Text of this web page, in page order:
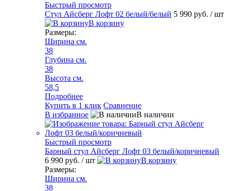
Быстрый просмотр
Стул Айсберг Лофт 02 белый/белый 5 990 руб. / шт
В корзину
Размеры:
Ширина см.
38
Глубина см.
38
Высота см.
58,5
Подробнее
Купить в 1 клик Сравнение
В избранное
В наличии
Быстрый просмотр
Барный стул Айсберг Лофт 03 белый/коричневый
6 990 руб. / шт
В корзину
Размеры:
Ширина см.
38